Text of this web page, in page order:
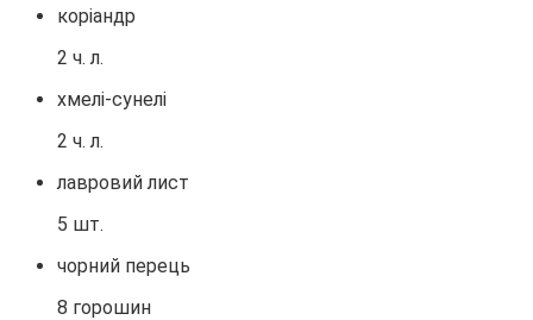
коріандр
2 ч. л.
хмелі-сунелі
2 ч. л.
лавровий лист
5 шт.
чорний перець
8 горошин